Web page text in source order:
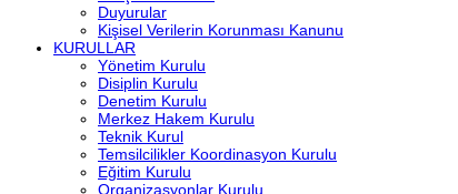
Duyurular
Kişisel Verilerin Korunması Kanunu
KURULLAR
Yönetim Kurulu
Disiplin Kurulu
Denetim Kurulu
Merkez Hakem Kurulu
Teknik Kurul
Temsilcilikler Koordinasyon Kurulu
Eğitim Kurulu
Organizasyonlar Kurulu